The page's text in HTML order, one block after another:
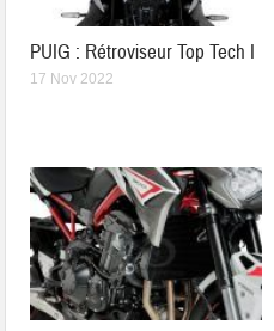
PUIG : Rétroviseur Top Tech I
17 Nov 2022